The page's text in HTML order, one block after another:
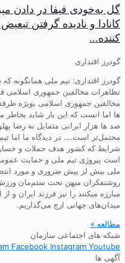
گل به‌خودی فیفا در دادن
کانادا و نادیده گرفتن
کننده…
گودرز اقتداری
تظاهرات مخالفین جمهوری اسلامی
مخالفین جمهوری اسلامی بویژه
ها اما انست که این بار شاید بخاطر
صد ها هزار ایرانی متمایل به رضا
محتمل‌تر است…. در دیدگاه ما اما
شرایط که کشور هدف حملات و
است پیروزی تیم ملی و حمایت
ملی بیش لز پیش ضروری و مورد
روشنفکران میهن تحت ستم‌مان
مبارزه میکنند را نیز فرزند ایران و
میدان‌های جهانی ارج می‌گذاریم.
مطالعه »
شبکه های اجتماعی سازمان
Facebook Instagram Youtube
آگهی ها